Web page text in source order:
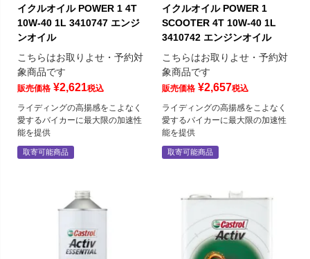
イクルオイル POWER 1 4T
10W-40 1L 3410747 エンジ
ンオイル
こちらはお取りよせ・予約対
象商品です
販売価格 ¥2,621税込
ライディングの高揚感をこよなく
愛するバイカーに最大限の加速性
能を提供
取寄可能商品
イクルオイル POWER 1
SCOOTER 4T 10W-40 1L
3410742 エンジンオイル
こちらはお取りよせ・予約対
象商品です
販売価格 ¥2,657税込
ライディングの高揚感をこよなく
愛するバイカーに最大限の加速性
能を提供
取寄可能商品